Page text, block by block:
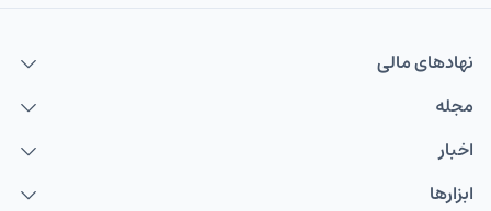
نهاد‌های مالی
مجله
اخبار
ابزارها